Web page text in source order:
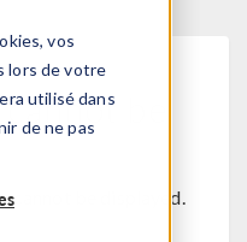
vos
lors de votre
utilisé dans
de ne pas be
cannot be displayed.